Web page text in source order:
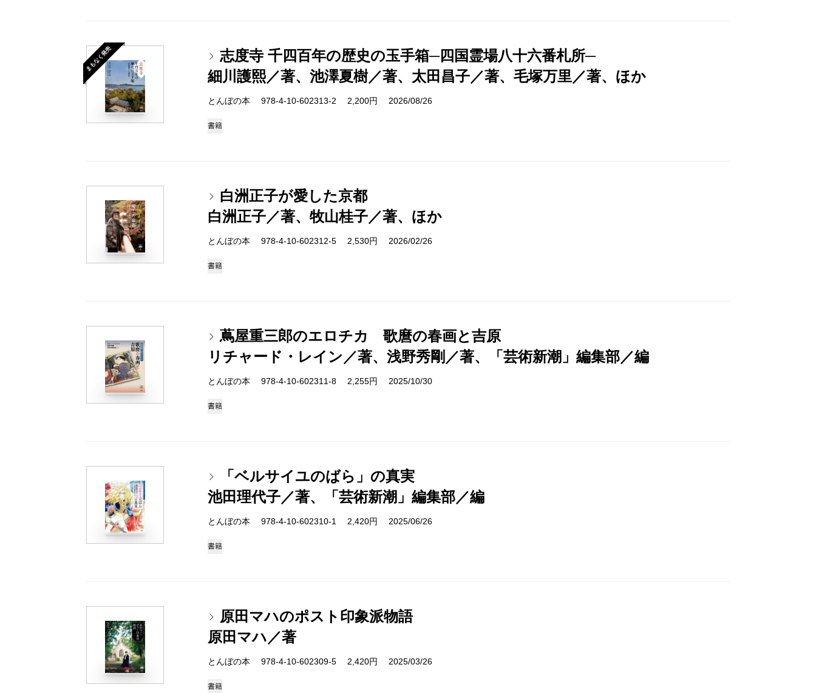
まもなく発売
志度寺 千四百年の歴史の玉手箱─四国霊場八十六番札所─
細川護熙／著、池澤夏樹／著、太田昌子／著、毛塚万里／著、ほか
とんぼの本 978-4-10-602313-2 2,200円 2026/08/26
書籍
白洲正子が愛した京都
白洲正子／著、牧山桂子／著、ほか
とんぼの本 978-4-10-602312-5 2,530円 2026/02/26
書籍
蔦屋重三郎のエロチカ 歌麿の春画と吉原
リチャード・レイン／著、浅野秀剛／著、「芸術新潮」編集部／編
とんぼの本 978-4-10-602311-8 2,255円 2025/10/30
書籍
「ベルサイユのばら」の真実
池田理代子／著、「芸術新潮」編集部／編
とんぼの本 978-4-10-602310-1 2,420円 2025/06/26
書籍
原田マハのポスト印象派物語
原田マハ／著
とんぼの本 978-4-10-602309-5 2,420円 2025/03/26
書籍